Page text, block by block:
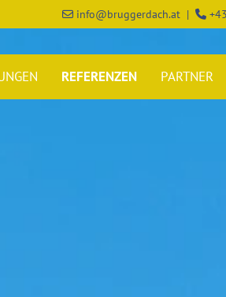
 info@bruggerdach.at| 
REFERENZEN PARTNER